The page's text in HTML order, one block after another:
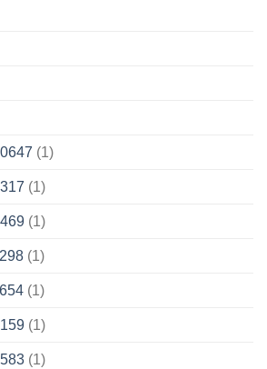
(1)
(1)
(1)
(1)
(1)
(1)
(1)